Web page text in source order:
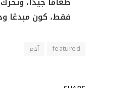
فقط، كون مبدعًا
featured آدم